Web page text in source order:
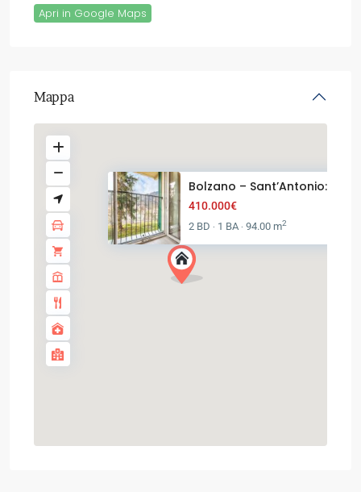
Apri in Google Maps
Mappa
Bolzano – Sant’Antonio:
410.000€
2 BD · 1 BA · 94.00 m2